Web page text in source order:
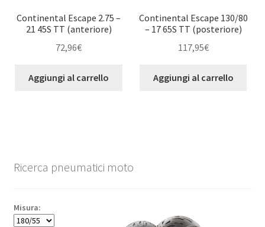
Continental Escape 2.75 –
21 45S TT (anteriore)
72,96€
Aggiungi al carrello
Continental Escape 130/80
– 17 65S TT (posteriore)
117,95€
Aggiungi al carrello
Ricerca pneumatici moto
Misura: